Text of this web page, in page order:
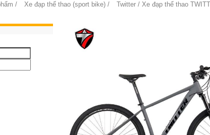
/ Xe đạp thể thao (sport bike) / Twitter / Xe đạp thể thao